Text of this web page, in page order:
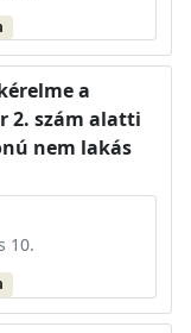
a
2. szám alatti
nem lakás
10.